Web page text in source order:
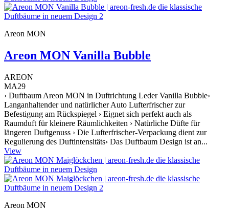
Areon MON
Areon MON Vanilla Bubble
AREON
MA29
› Duftbaum Areon MON in Duftrichtung Leder Vanilla Bubble›
Langanhaltender und natürlicher Auto Lufterfrischer zur
Befestigung am Rückspiegel › Eignet sich perfekt auch als
Raumduft für kleinere Räumlichkeiten › Natürliche Düfte für
längeren Duftgenuss › Die Lufterfrischer-Verpackung dient zur
Regulierung des Duftintensitäts› Das Duftbaum Design ist an...
View
Areon MON